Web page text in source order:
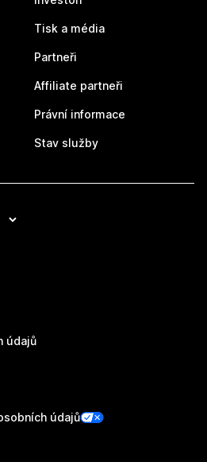
Tisk a média
Partneři
Affiliate partneři
Právní informace
Stav služby
údajů
údajů